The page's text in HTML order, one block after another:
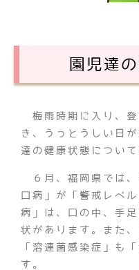
園児達
梅雨時期に入り、登
き、うっとうしい日
達の健康状態につい
６月、福岡県では、
口病」が「警戒レベ
病」は、口の中、手
状があります。また
「溶連菌感染症」も
す。